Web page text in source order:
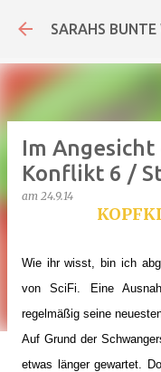
SARAHS BUNTE
Im
Konflikt 6 /
am 24.9.14
Wie ihr wisst, bin ich
von SciFi. Eine
regelmäßig seine
Auf Grund der
etwas länger gewartet.